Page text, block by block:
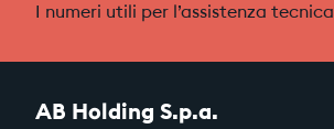
I numeri utili per l’assistenza tecnica
AB Holding S.p.a.